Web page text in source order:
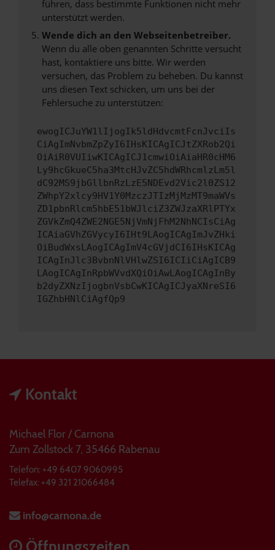
führen, dass bestimmte Funktionen nicht mehr
unterstützt werden.
Wende dich an den Webseitenbetreiber.
Wenn du alle oben genannten Schritte versucht
hast, kontaktiere uns bitte. Wir werden
versuchen, das Problem zu beheben. Du kannst
uns diesen Text schicken, um uns bei der
Fehlersuche zu unterstützen:
ewogICJuYW1lIjogIk5ldHdvcmtFcnJvciIs
CiAgImNvbmZpZyI6IHsKICAgICJtZXRob2Qi
OiAiR0VUIiwKICAgICJ1cmwiOiAiaHR0cHM6
Ly9hcGkueC5ha3MtcHJvZC5hdWRhcmlzLm5l
dC92MS9jbGllbnRzLzE5NDEvd2Vic2l0ZS12
ZWhpY2xlcy9HV1Y0MzczJTIzMjMzMT9maWVs
ZD1pbnRlcm5hbE51bWJlciZ3ZWJzaXRlPTYx
ZGVkZmQ4ZWE2NGE5NjVmNjFhM2NhNCIsCiAg
ICAiaGVhZGVycyI6IHt9LAogICAgImJvZHki
OiBudWxsLAogICAgImV4cGVjdCI6IHsKICAg
ICAgInJlc3BvbnNlVHlwZSI6ICIiCiAgICB9
LAogICAgInRpbWVvdXQiOiAwLAogICAgInBy
b2dyZXNzIjogbnVsbCwKICAgICJyaXNreSI6
IGZhbHNlCiAgfQp9
Kontakt
Michael Flor / Carnona
Zum Zollstock 7, 35466 Rabenau
Telefon: +49 6407 9060995
Telefax: +49 321 21066484
info@carnona.de
Öffnungszeiten